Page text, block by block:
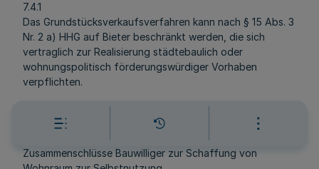
7.4.1
Das Grundstücksverkaufsverfahren kann nach § 15 Abs. 3
Nr. 2 a) HHG auf Bieter beschränkt werden, die sich
vertraglich zur Realisierung städtebaulich oder
wohnungspolitisch förderungswürdiger Vorhaben
verpflichten.
Bieter in diesem Sinne können natürliche und juristische
Personen sein. Zum Kreis der Bieter gehören auch die
Zusammenschlüsse Bauwilliger zur Schaffung von